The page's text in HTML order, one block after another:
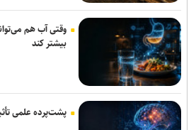
ترافیک سنگین در جاده چالوس/ جاده‌های
سایر محورها روان است
واکنش پلیس به فیک نیوزها و بازنشرِ ویدئوهایِ
اتوبوس‌های رایگان شرکت واحد برای بازگشت
وقتی آب هم
بیشتر کند
پشت‌پرده علمی